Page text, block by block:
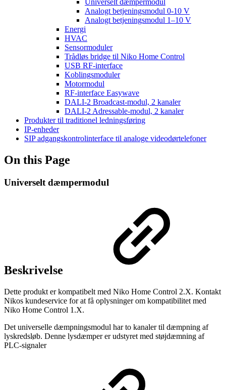
Universelt dæmpermodul
Analogt betjeningsmodul 0-10 V
Analogt betjeningsmodul 1–10 V
Energi
HVAC
Sensormoduler
Trådløs bridge til Niko Home Control
USB RF-interface
Koblingsmoduler
Motormodul
RF-interface Easywave
DALI-2 Broadcast-modul, 2 kanaler
DALI-2 Adressable-modul, 2 kanaler
Produkter til traditionel ledningsføring
IP-enheder
SIP adgangskontrolinterface til analoge videodørtelefoner
On this Page
Universelt dæmpermodul
Beskrivelse
Dette produkt er kompatibelt med Niko Home Control 2.X. Kontakt
Nikos kundeservice for at få oplysninger om kompatibilitet med
Niko Home Control 1.X.
Det universelle dæmpningsmodul har to kanaler til dæmpning af
lyskredsløb. Denne lysdæmper er udstyret med støjdæmning af
PLC-signaler